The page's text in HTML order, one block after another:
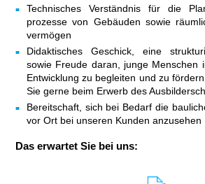
Technisches Ver­ständnis für die
prozesse von Gebäuden sowie
vermögen
Didaktisches Geschick, eine
sowie Freude daran, junge Menschen
Entwicklung zu begleiten und zu
Sie gerne beim Erwerb des
Bereitschaft, sich bei Bedarf die
vor Ort bei unseren Kunden anzusehen
Das erwartet Sie bei uns: